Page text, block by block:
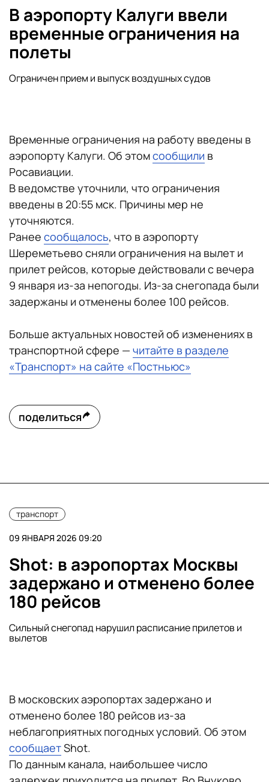
В аэропорту Калуги ввели
временные ограничения на
полеты
Ограничен прием и выпуск воздушных судов
Временные ограничения на работу введены в
аэропорту Калуги. Об этомсообщили в
Росавиации.
В ведомстве уточнили, что ограничения
введены в 20:55 мск. Причины мер не
уточняются.
Ранее сообщалось, что в аэропорту
Шереметьево сняли ограничения на вылет и
прилет рейсов, которые действовали с вечера
9 января из-за непогоды. Из-за снегопада были
задержаны и отменены более 100 рейсов.
Больше актуальных новостей об изменениях в
транспортной сфере — читайте в разделе
«Транспорт» на сайте «Постньюс»
поделиться
транспорт
09 ЯНВАРЯ 2026 09:20
Shot: в аэропортах Москвы
задержано и отменено более
180 рейсов
Сильный снегопад нарушил расписание прилетов и
вылетов
В московских аэропортах задержано и
отменено более 180 рейсов из-за
неблагоприятных погодных условий. Об этом
сообщаетShot.
По данным канала, наибольшее число